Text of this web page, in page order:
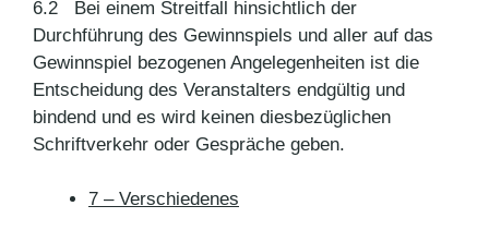
6.2 Bei einem Streitfall hinsichtlich der
Durchführung des Gewinnspiels und aller auf das
Gewinnspiel bezogenen Angelegenheiten ist die
Entscheidung des Veranstalters endgültig und
bindend und es wird keinen diesbezüglichen
Schriftverkehr oder Gespräche geben.
7 – Verschiedenes